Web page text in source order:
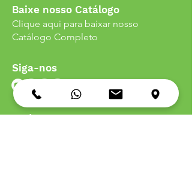
Baixe nosso Catálogo
Clique aqui para baixar nosso
Catálogo Completo
Siga-nos
Endereço